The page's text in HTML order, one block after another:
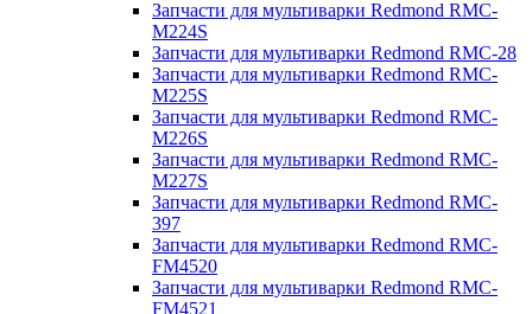
Запчасти для мультиварки Redmond RMC-
M224S
Запчасти для мультиварки Redmond RMC-28
Запчасти для мультиварки Redmond RMC-
M225S
Запчасти для мультиварки Redmond RMC-
M226S
Запчасти для мультиварки Redmond RMC-
M227S
Запчасти для мультиварки Redmond RMC-
397
Запчасти для мультиварки Redmond RMC-
FM4520
Запчасти для мультиварки Redmond RMC-
FM4521